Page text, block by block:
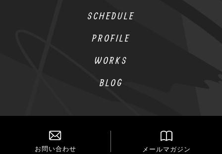
SCHEDULE
PROFILE
WORKS
BLOG
お問い合わせ メールマガジン